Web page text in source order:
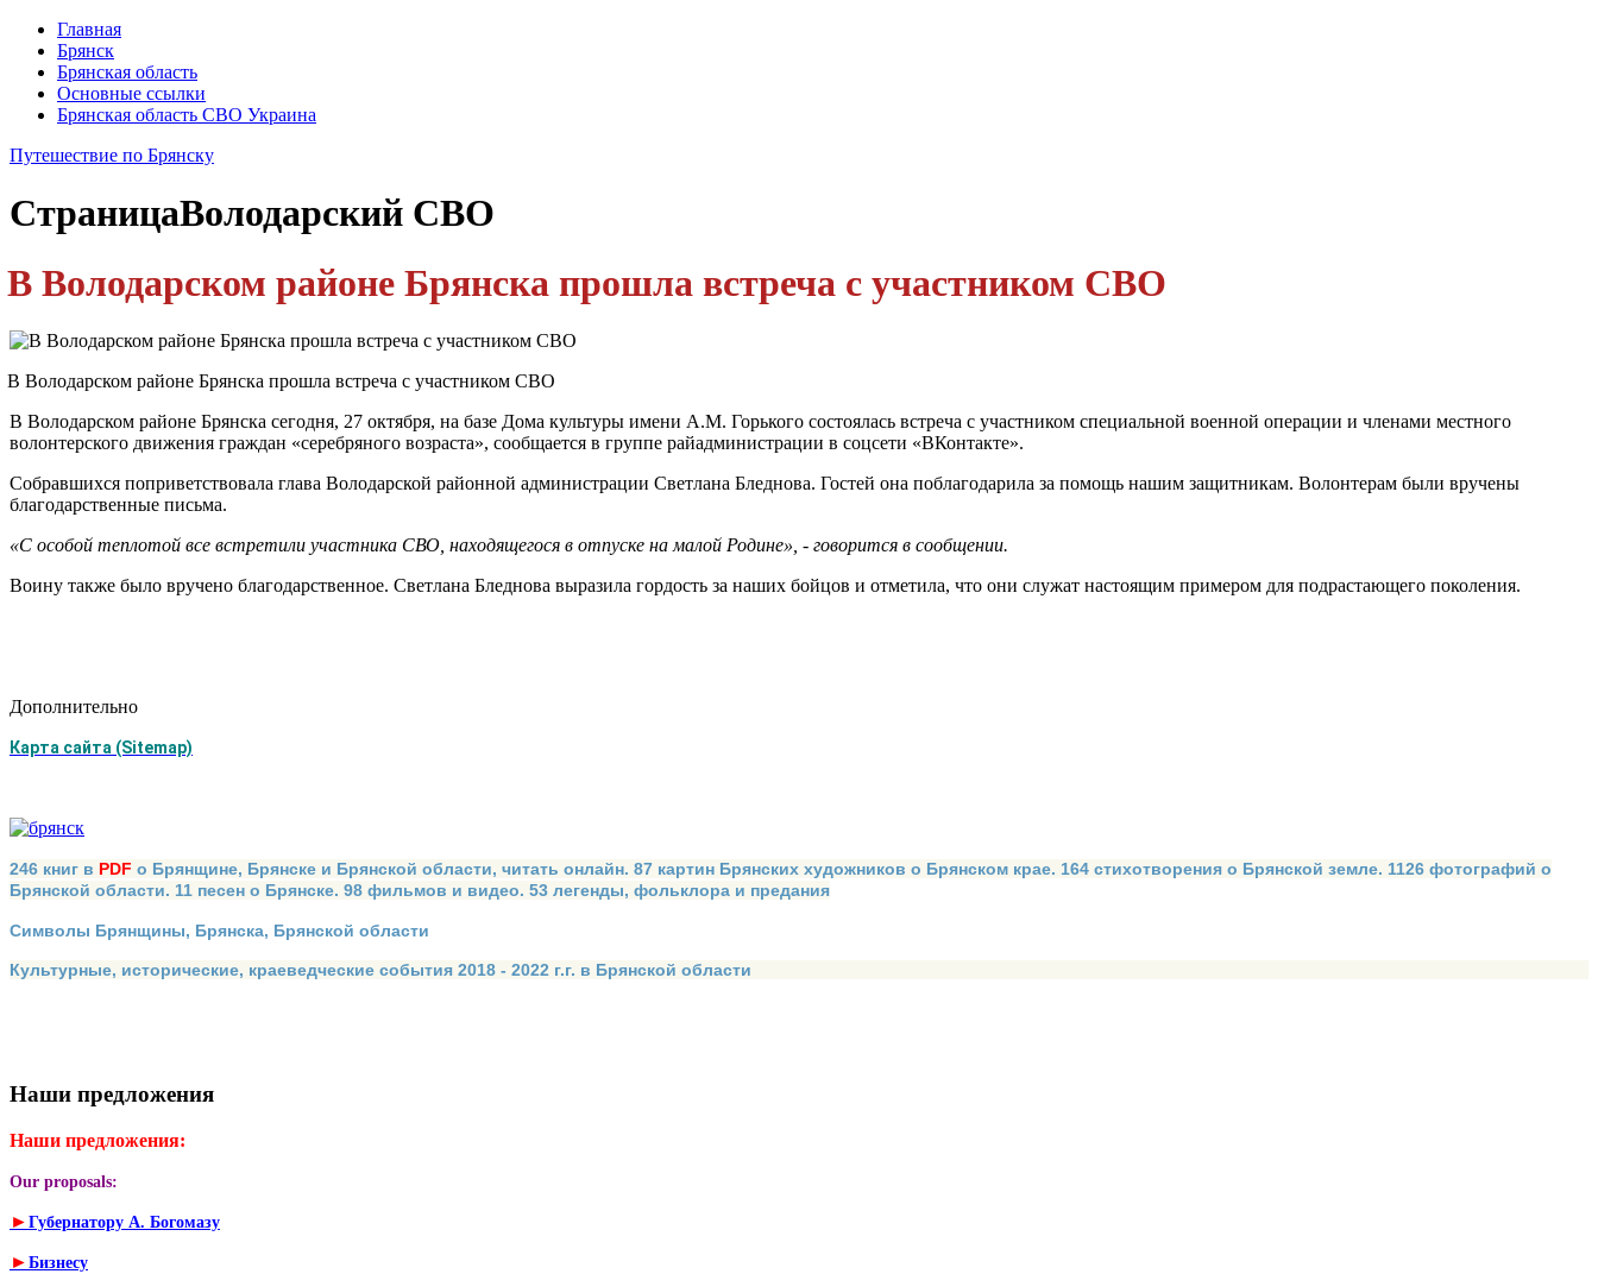
Главная
Брянск
Брянская область
Основные ссылки
Брянская область СВО Украина
Путешествие по Брянску
СтраницаВолодарский СВО
В Володарском районе Брянска прошла встреча с участником СВО
В Володарском районе Брянска прошла встреча с участником СВО
В Володарском районе Брянска сегодня, 27 октября, на базе Дома культуры имени А.М. Горького состоялась встреча с участником специальной военной операции и членами местного
волонтерского движения граждан «серебряного возраста», сообщается в группе райадминистрации в соцсети «ВКонтакте».
Собравшихся поприветствовала глава Володарской районной администрации Светлана Бледнова. Гостей она поблагодарила за помощь нашим защитникам. Волонтерам были вручены
благодарственные письма.
«С особой теплотой все встретили участника СВО, находящегося в отпуске на малой Родине», - говорится в сообщении.
Воину также было вручено благодарственное. Светлана Бледнова выразила гордость за наших бойцов и отметила, что они служат настоящим примером для подрастающего поколения.
Дополнительно
Карта сайта (Sitemap)
246 книг в PDF о Брянщине, Брянске и Брянской области, читать онлайн. 87 картин Брянских художников о Брянском крае. 164 стихотворения о Брянской земле. 1126 фотографий о
Брянской области. 11 песен о Брянске. 98 фильмов и видео. 53 легенды, фольклора и предания
Символы Брянщины, Брянска, Брянской области
Культурные, исторические, краеведческие события 2018 - 2022 г.г. в Брянской области
Наши предложения
Наши предложения:
Our proposals:
► Губернатору А. Богомазу
► Бизнесу